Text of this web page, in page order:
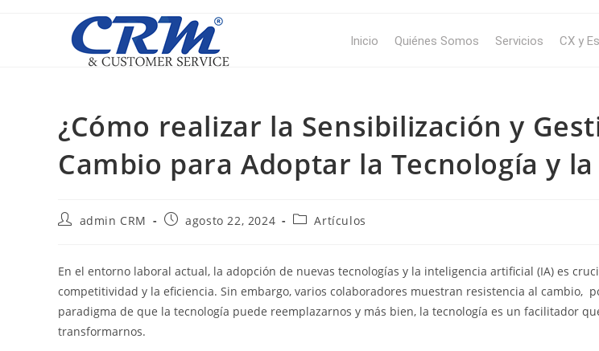
Inicio Quiénes Somos Servicios CX y
¿Cómo realizar la Sensibilización y
Cambio para Adoptar la Tecnología y la
admin CRM agosto 22, 2024 Artículos
En el entorno laboral actual, la adopción de nuevas tecnologías y la inteligencia artificial (IA) es
competitividad y la eficiencia. Sin embargo, varios colaboradores muestran resistencia al cambio,
paradigma de que la tecnología puede reemplazarnos y más bien, la tecnología es un facilitador
transformarnos.